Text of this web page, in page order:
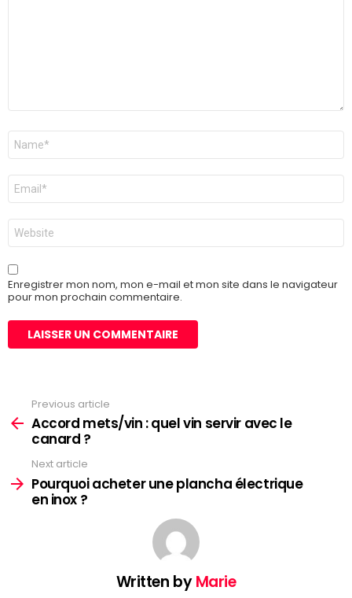
Nom
E-
mail
*
Site
web
Enregistrer mon nom, mon e-mail et mon site dans le navigateur
pour mon prochain commentaire.
more
Previous article
Accord mets/vin : quel vin servir avec le
canard ?
Next article
Pourquoi acheter une plancha électrique
en inox ?
Written byMarie